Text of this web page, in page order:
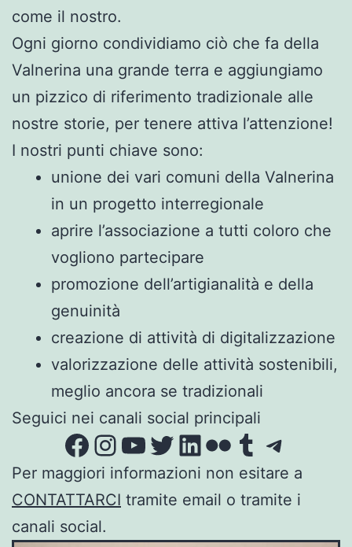
come il nostro.
Ogni giorno condividiamo ciò che fa della
Valnerina una grande terra e aggiungiamo
un pizzico di riferimento tradizionale alle
nostre storie, per tenere attiva l’attenzione!
I nostri punti chiave sono:
unione dei vari comuni della Valnerina
in un progetto interregionale
aprire l’associazione a tutti coloro che
vogliono partecipare
promozione dell’artigianalità e della
genuinità
creazione di attività di digitalizzazione
valorizzazione delle attività sostenibili,
meglio ancora se tradizionali
Seguici nei canali social principali
Facebook
Instagram
YouTube
Twitter
LinkedIn
Flickr
Tumblr
Per maggiori informazioni non esitare a
CONTATTARCI tramite email o tramite i
canali social.